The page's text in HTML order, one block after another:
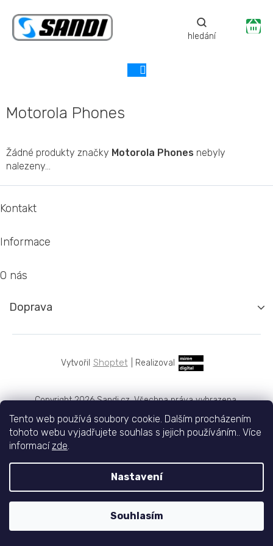
Tento web používá soubory cookie. Dalším procházením
tohoto webu vyjadřujete souhlas s jejich používáním.. Více
informacízde.
Nastavení
Souhlasím
obsah
Motorola Phones
Žádné produkty značky Motorola Phones nebyly
nalezeny...
á
t
Kontakt
Informace
O nás
Doprava
Shoptet Realizoval
Copyright 2026Sandi.cz. Všechna práva vyhrazena.